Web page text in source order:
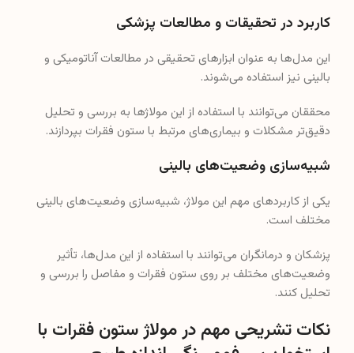
کاربرد در تحقیقات و مطالعات پزشکی
این مدل‌ها به عنوان ابزارهای تحقیقی در مطالعات آناتومیکی و
بالینی نیز استفاده می‌شوند.
محققان می‌توانند با استفاده از این مولاژها به بررسی و تحلیل
دقیق‌تر مشکلات و بیماری‌های مرتبط با ستون فقرات بپردازند.
شبیه‌سازی وضعیت‌های بالینی
یکی از کاربردهای مهم این مولاژ، شبیه‌سازی وضعیت‌های بالینی
مختلف است.
پزشکان و درمانگران می‌توانند با استفاده از این مدل‌ها، تأثیر
وضعیت‌های مختلف بر روی ستون فقرات و مفاصل را بررسی و
تحلیل کنند.
نکات تشریحی مهم در مولاژ ستون فقرات با